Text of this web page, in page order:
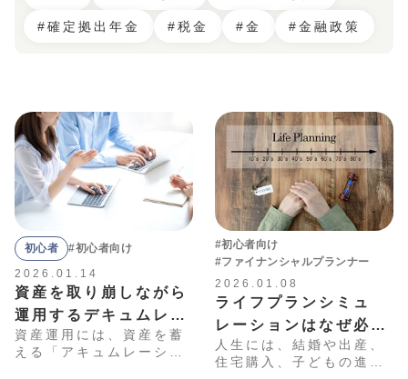
#確定拠出年金 #税金 #金 #金融政策
初心者
#初心者向け
2026.01.14
資産を取り崩しながら
運用するデキュムレー
ションとは？NISAで
買える関連投資信託も
資産運用には、資産を蓄
える「アキュムレーショ
#初心者向け
#ファイナンシャルプランナー
2026.01.08
ライフプランシミュ
レーションはなぜ必
要？シミュレーション
方法も解説！
人生には、結婚や出産、
住宅購入、子どもの進学